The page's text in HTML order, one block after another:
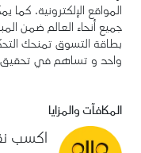
المواقع الإلكترونية.
جميع أنحاء العالم ضمن
بطاقة التسوق تمنحك
واحد و تساهم في تحقيق
المكافآت والمزايا
اكسب